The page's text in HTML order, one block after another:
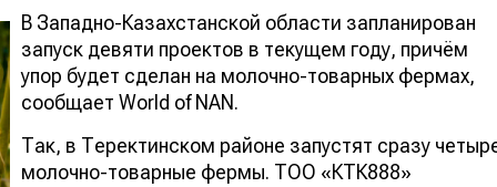
В Западно-Казахстанской области запланирован
запуск девяти проектов в текущем году, причём
упор будет сделан на молочно-товарных фермах,
сообщает World of NAN.
Так, в Теректинском районе запустят сразу
молочно-товарные фермы. ТОО «КТК888»
производства